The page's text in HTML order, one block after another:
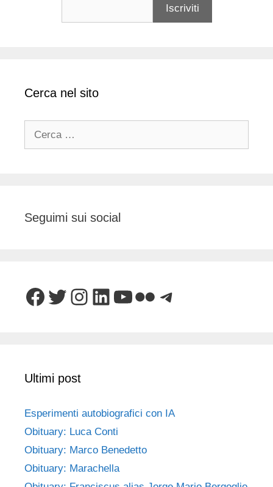
Cerca nel sito
Seguimi sui social
Facebook
Twitter
Instagram
LinkedIn
YouTube
FlickrTelegram
Ultimi post
Esperimenti autobiografici con IA
Obituary: Luca Conti
Obituary: Marco Benedetto
Obituary: Marachella